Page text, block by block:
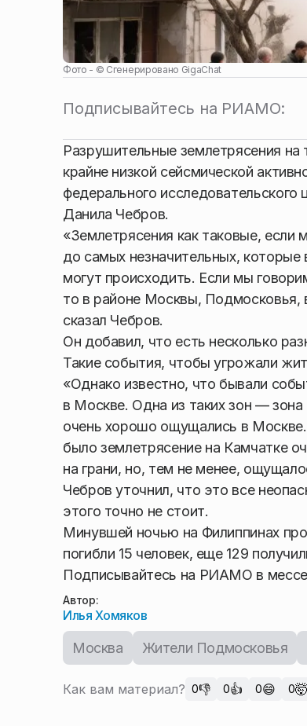
Фото - © Сгенерировано GigaChat
Подписывайтесь на РИАМО:
Разрушительные землетрясения
крайне низкой сейсмической
федерального
Данила Чебров.
«Землетрясения как таковые,
до самых незначительных,
могут происходить. Если мы
то в районе Москвы, Подмосковья,
сказал Чебров.
Он добавил, что есть несколько
Такие события, чтобы угрожали
«Однако известно, что бывали
в Москве. Одна из таких зон —
очень хорошо ощущались в
было землетрясение на Камчатке
на грани, но, тем не менее,
Чебров уточнил, что это все
этого точно не стоит.
Минувшей ночью на Филиппинах
погибли 15 человек, еще 129
Подписывайтесь на РИАМО в
Автор:
Илья Хомяков
Москва Жители Подмосковья
Как вам материал? 0👎 0👍 0😄 0🤯